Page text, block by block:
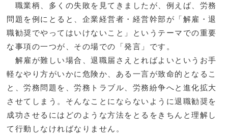
職業柄、多くの失敗を見てきましたが、例えば、労務
問題を例にとると、企業経営者・経営幹部が「解雇・退
職勧奨でやってはいけないこと」というテーマでの重要
な事項の一つが、その場での「発言」です。
解雇が難しい場合、退職届さえとればよいというお手
軽なやり方がいかに危険か、ある一言が致命的となるこ
と、労務問題を、労務トラブル、労務紛争へと進化拡大
させてしまう。そんなことにならないように退職勧奨を
成功させるにはどのような方法をとるをきちんと理解し
て行動しなければなりません。